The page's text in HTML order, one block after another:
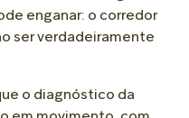
enganar: o corredor
ser verdadeiramente
o diagnóstico da